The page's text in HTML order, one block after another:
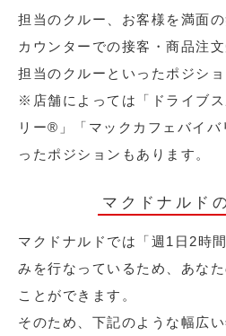
担当のクルー、お客様を満面
カウンターでの接客・商品注
担当のクルーといったポジショ
※店舗によっては「ドライブ
リー®︎」「マックカフェバイ
ったポジションもあります。
マクドナルド
マクドナルドでは「週1日2時
みを行なっているため、あな
ことができます。
そのため、下記のような幅広